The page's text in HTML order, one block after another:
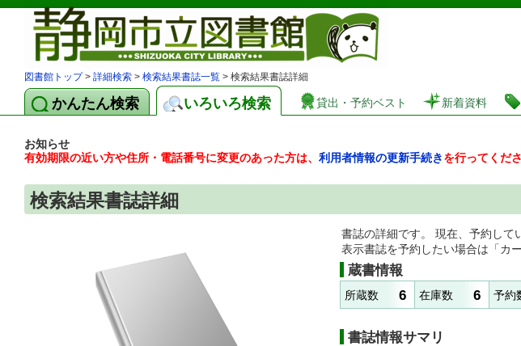
図書館 蔵書検索・予約シ
図書館トップ> 詳細検索 > 検索結果書誌一覧 > 検索結果書誌詳細
かんたん検索 いろいろ検索 貸出・予約ベスト 新着資料
お知らせ
有効期限の近い方や住所・電話番号に変更のあった方は、 利用者情報の更新手続きを行ってくださ
検索結果書誌詳細
書誌の詳細です。 現在、予約して
表示書誌を予約したい場合は「カ
蔵書情報
所蔵数 6 在庫数 6 予約
書誌情報サマリ